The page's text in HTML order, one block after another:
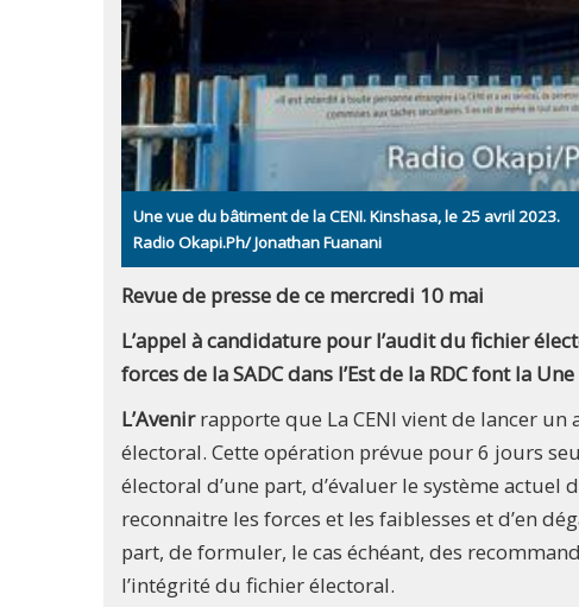
Une vue du bâtiment de la CENI. Kinshasa, le 25 avril 2023.
Radio Okapi.Ph/ Jonathan Fuanani
Revue de presse de ce mercredi 10 mai
L’appel à candidature pour l’audit du fichier
forces de la SADC dans l’Est de la RDC font la
L’Avenirrapporte que La CENI vient de lancer un
électoral. Cette opération prévue pour 6 jours
électoral d’une part, d’évaluer le système actuel
reconnaitre les forces et les faiblesses et d’en
part, de formuler, le cas échéant, des
l’intégrité du fichier électoral.